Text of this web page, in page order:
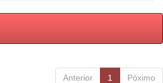
Anterior 1 Póximo